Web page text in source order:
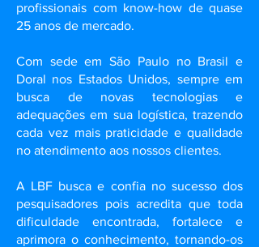
profissionais com know-how de quase
25 anos de mercado.
Com sede em São Paulo no Brasil e
Doral nos Estados Unidos, sempre em
busca de novas tecnologias e
adequações em sua logística, trazendo
cada vez mais praticidade e qualidade
no atendimento aos nossos clientes.
A LBF busca e confia no sucesso dos
pesquisadores pois acredita que toda
dificuldade encontrada, fortalece e
aprimora o conhecimento, tornando-os